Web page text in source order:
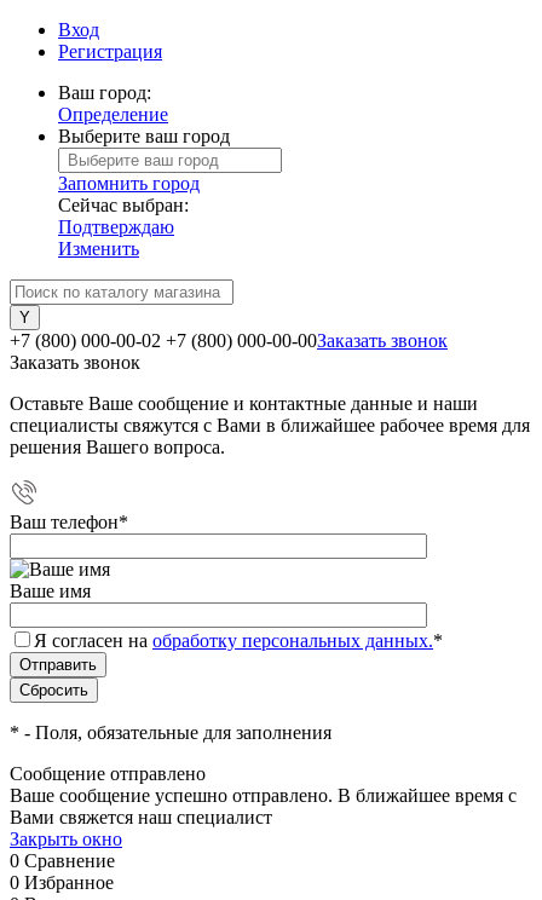
Вход
Регистрация
Ваш город:
Определение
Выберите ваш город
Запомнить город
Сейчас выбран:
Подтверждаю
Изменить
+7 (800) 000-00-02 +7 (800) 000-00-00Заказать звонок
Заказать звонок
Оставьте Ваше сообщение и контактные данные и наши
специалисты свяжутся с Вами в ближайшее рабочее время для
решения Вашего вопроса.
Ваш телефон*
Ваше имя
Я согласен на обработку персональных данных.*
* - Поля, обязательные для заполнения
Сообщение отправлено
Ваше сообщение успешно отправлено. В ближайшее время с
Вами свяжется наш специалист
Закрыть окно
0 Сравнение
0 Избранное